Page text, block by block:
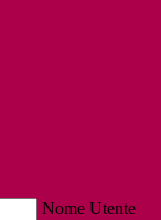
Nome Utente